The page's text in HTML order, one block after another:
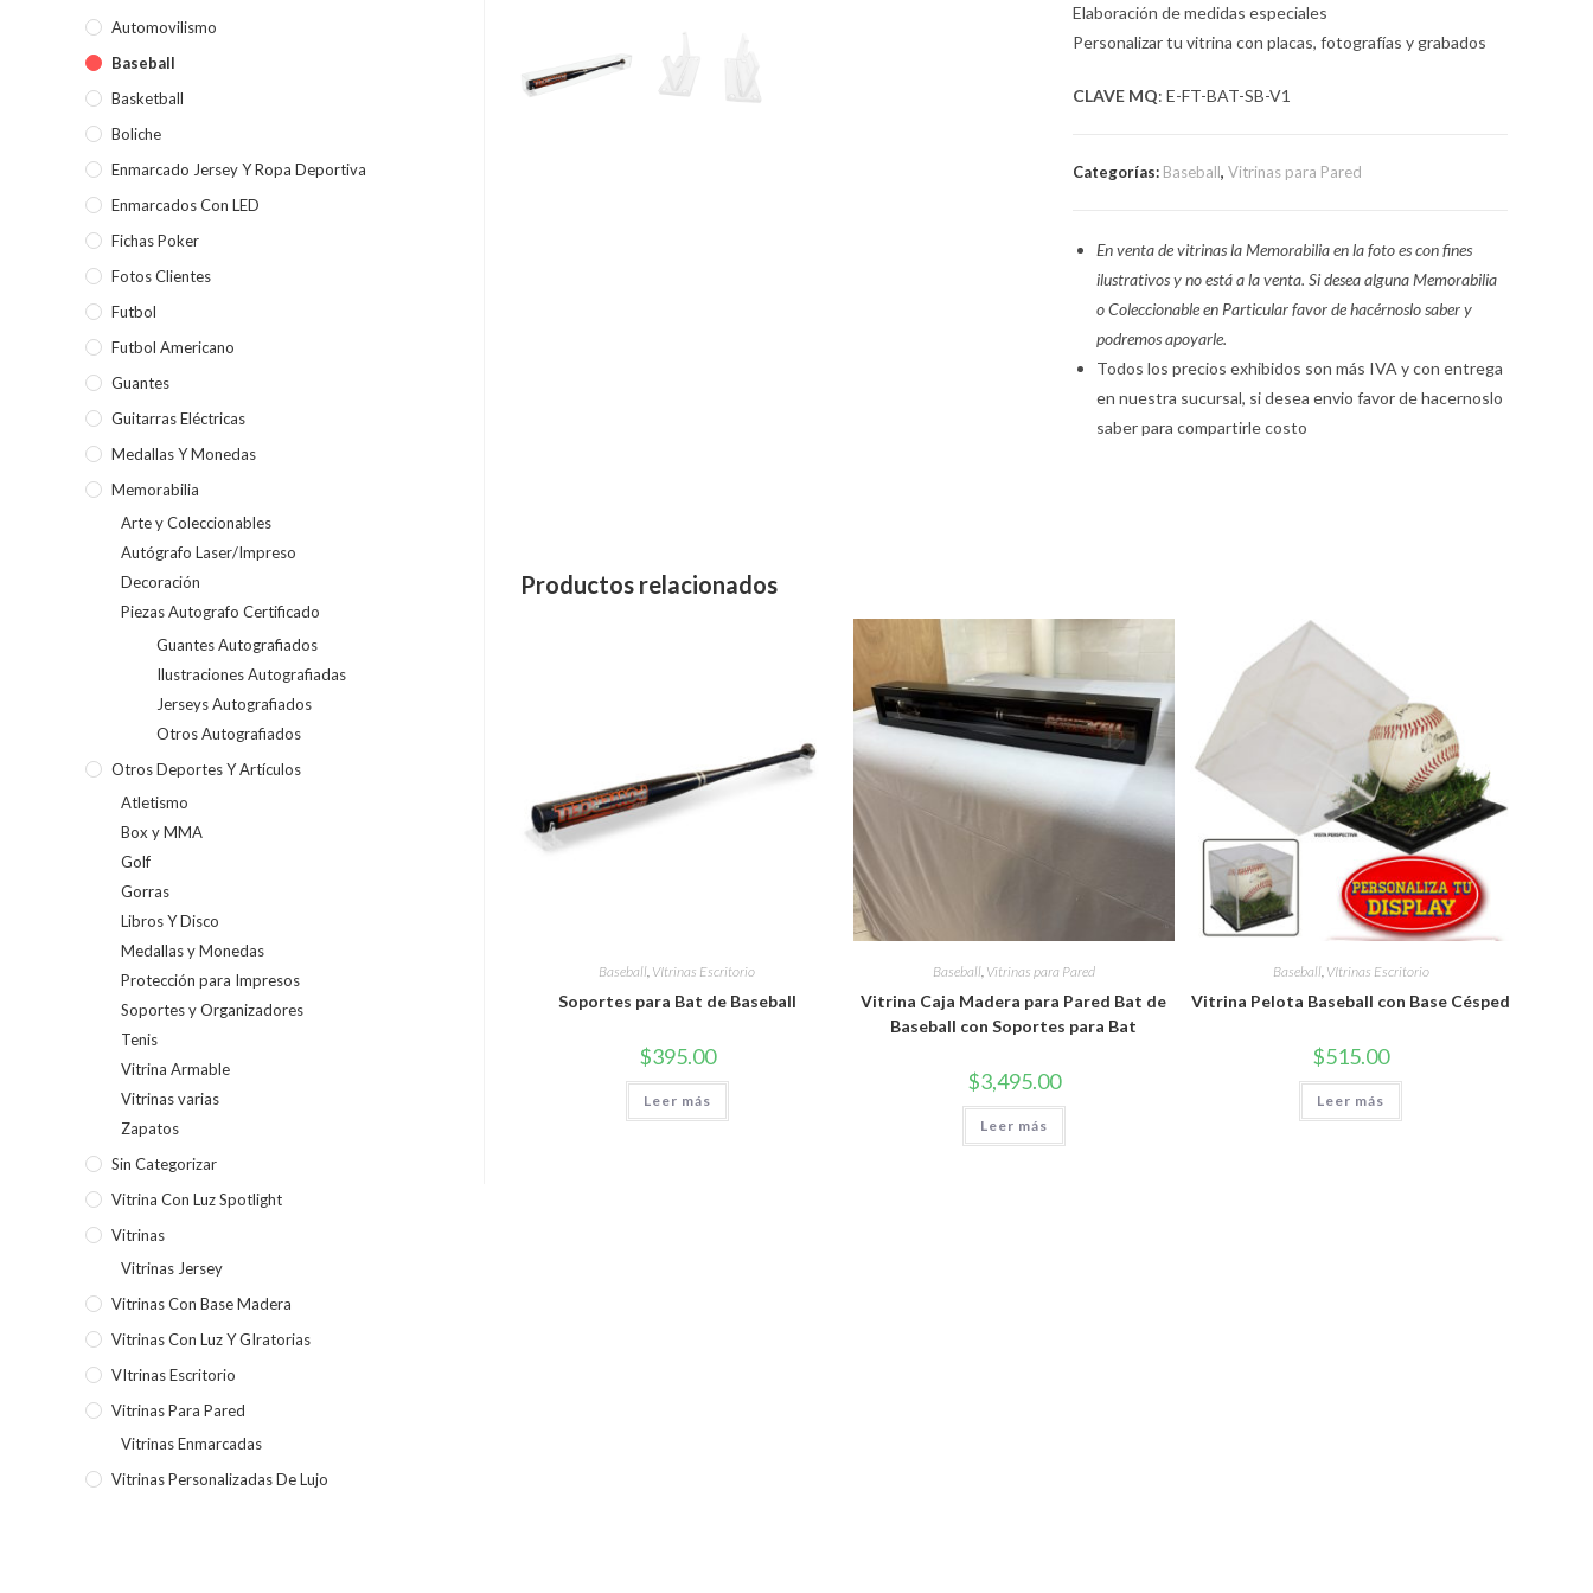
Elaboración de medidas especiales
Personalizar tu vitrina con placas, fotografías y grabados
CLAVE MQ: E-FT-BAT-SB-V1
Categorías: Baseball,Vitrinas para Pared
En venta de vitrinas la Memorabilia en la foto es con fines
ilustrativos y no está a la venta. Si desea alguna Memorabilia
o Coleccionable en Particular favor de hacérnoslo saber y
podremos apoyarle.
Todos los precios exhibidos son más IVA y con entrega
en nuestra sucursal, si desea envio favor de hacernoslo
saber para compartirle costo
Productos relacionados
Baseball VItrinas Escritorio
Soportes para Bat de Baseball
$395.00
Leer más
Baseball, Vitrinas para Pared
Vitrina Caja Madera para Pared Bat de
Baseball con Soportes para Bat
$3,495.00
Leer más
Baseball, VItrinas Escritorio
Vitrina Pelota Baseball con Base Césped
$515.00
Leer más
Automovilismo
Baseball
Basketball
Boliche
Enmarcado Jersey Y Ropa Deportiva
Enmarcados Con LED
Fichas Poker
Fotos Clientes
Futbol
Futbol Americano
Guantes
Guitarras Eléctricas
Medallas Y Monedas
Memorabilia
Arte y Coleccionables
Autógrafo Laser/Impreso
Decoración
Piezas Autografo Certificado
Guantes Autografiados
Ilustraciones Autografiadas
Jerseys Autografiados
Otros Autografiados
Otros Deportes Y Artículos
Atletismo
Box y MMA
Golf
Gorras
Libros Y Disco
Medallas y Monedas
Protección para Impresos
Soportes y Organizadores
Tenis
Vitrina Armable
Vitrinas varias
Zapatos
Sin Categorizar
Vitrina Con Luz Spotlight
Vitrinas
Vitrinas Jersey
Vitrinas Con Base Madera
Vitrinas Con Luz Y GIratorias
VItrinas Escritorio
Vitrinas Para Pared
Vitrinas Enmarcadas
Vitrinas Personalizadas De Lujo